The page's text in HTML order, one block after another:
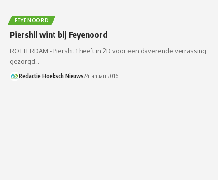
FEYENOORD
Piershil wint bij Feyenoord
ROTTERDAM - Piershil 1 heeft in 2D voor een daverende verrassing
gezorgd…
Redactie Hoeksch Nieuws24 januari 2016